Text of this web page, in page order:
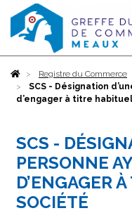
AccueilRegistre du Commerce
SCS - Désignation
d’engager à titre
SCS -
PERSONNE
D’ENGAGER
SOCIÉTÉ